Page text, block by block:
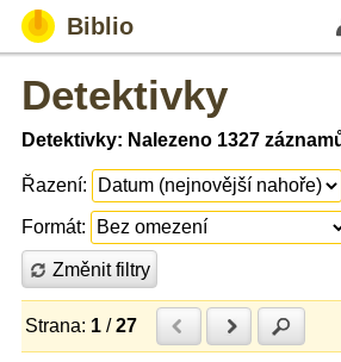
Biblio
Detektivky
Detektivky: Nalezeno 1327
Řazení:
Formát:
Změnit filtry
Strana: 1 /27 Předchozí
Další